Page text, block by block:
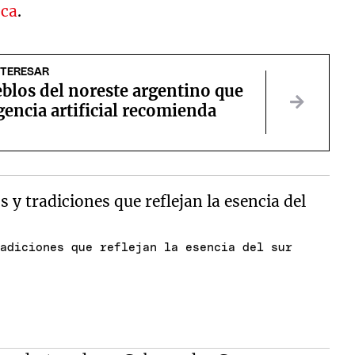
.
del noreste argentino que
artificial recomienda
que reflejan la esencia del sur